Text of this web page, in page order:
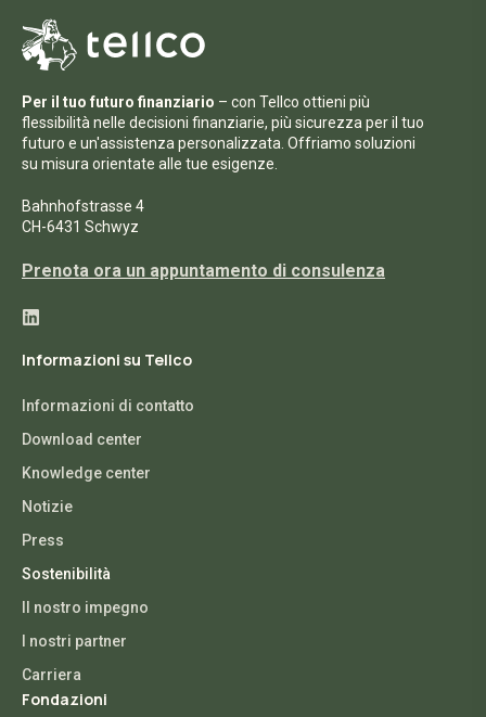
Per il tuo futuro finanziario – con Tellco ottieni più
flessibilità nelle decisioni finanziarie, più sicurezza per il tuo
futuro e un'assistenza personalizzata. Offriamo soluzioni
su misura orientate alle tue esigenze.
Bahnhofstrasse 4
CH-6431 Schwyz
Prenota ora un appuntamento di consulenza
Informazioni su Tellco
Informazioni di contatto
Download center
Knowledge center
Notizie
Press
Sostenibilità
Il nostro impegno
I nostri partner
Carriera
Fondazioni